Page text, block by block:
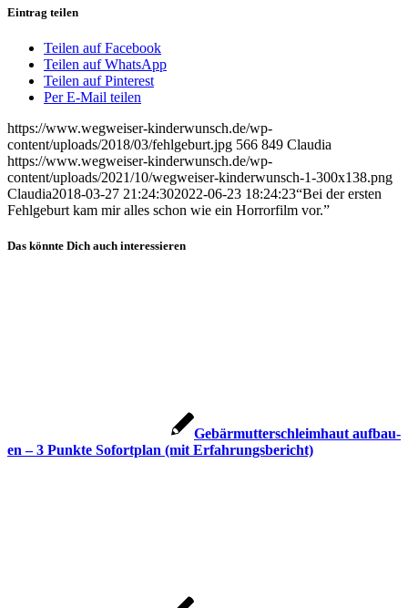
Eintrag teilen
Teilen auf Facebook
Teilen auf WhatsApp
Teilen auf Pinterest
Per E-Mail teilen
https://www.wegweiser-kinderwunsch.de/wp-
content/uploads/2018/03/fehlgeburt.jpg 566 849 Claudia
https://www.wegweiser-kinderwunsch.de/wp-
content/uploads/2021/10/wegweiser-kinderwunsch-1-300x138.png
Claudia2018-03-27 21:24:302022-06-23 18:24:23“Bei der ers­ten
Fehl­ge­burt kam mir alles schon wie ein Hor­ror­film vor.”
Das könnte Dich auch interessieren
Gebär­mut­ter­schleim­haut auf­bau­
en – 3 Punk­te Sofort­plan (mit Erfah­rungs­be­richt)